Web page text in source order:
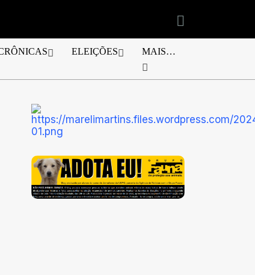
ELEIÇÕES MAIS…